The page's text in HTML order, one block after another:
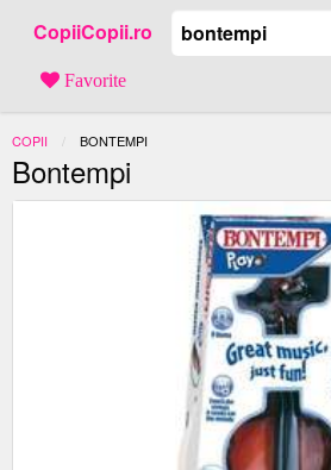
CopiiCopii.ro
Favorite
COPII ACTUAL:
BONTEMPI
Bontempi